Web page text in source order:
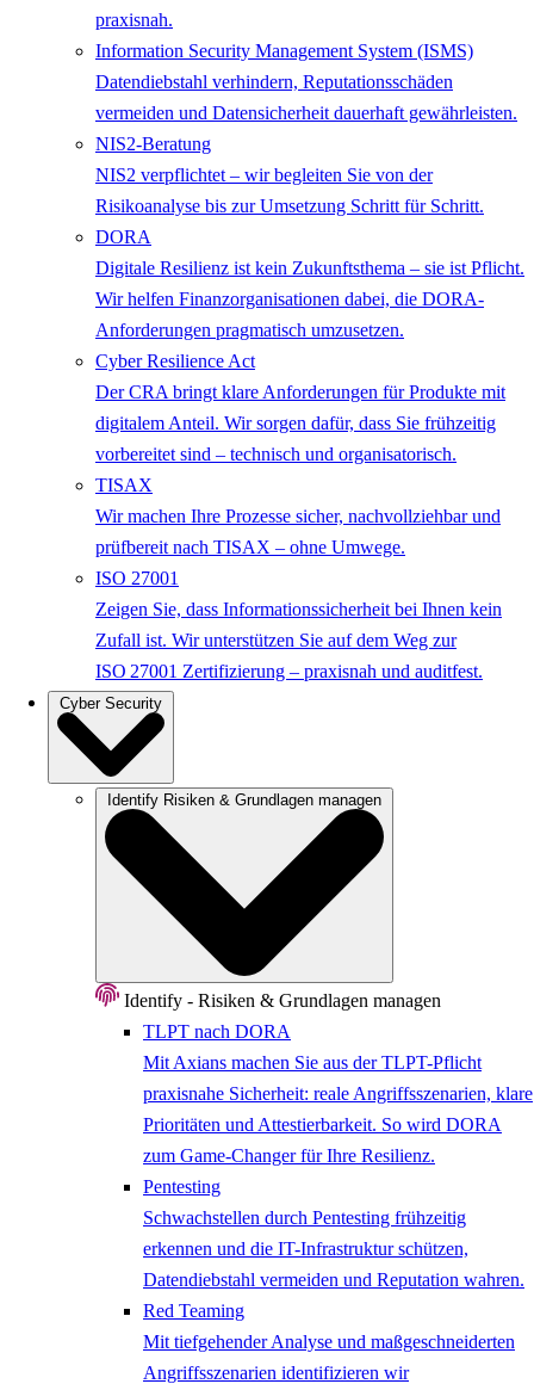
praxisnah.
Information Security Management System (ISMS)
Datendiebstahl verhindern, Reputationsschäden
vermeiden und Datensicherheit dauerhaft gewährleisten.
NIS2-Beratung
NIS2 verpflichtet – wir begleiten Sie von der
Risikoanalyse bis zur Umsetzung Schritt für Schritt.
DORA
Digitale Resilienz ist kein Zukunftsthema – sie ist Pflicht.
Wir helfen Finanzorganisationen dabei, die DORA-
Anforderungen pragmatisch umzusetzen.
Cyber Resilience Act
Der CRA bringt klare Anforderungen für Produkte mit
digitalem Anteil. Wir sorgen dafür, dass Sie frühzeitig
vorbereitet sind – technisch und organisatorisch.
TISAX
Wir machen Ihre Prozesse sicher, nachvollziehbar und
prüfbereit nach TISAX – ohne Umwege.
ISO 27001
Zeigen Sie, dass Informationssicherheit bei Ihnen kein
Zufall ist. Wir unterstützen Sie auf dem Weg zur
ISO 27001 Zertifizierung – praxisnah und auditfest.
Cyber Security
Identify Risiken & Grundlagen managen
Identify - Risiken & Grundlagen managen
TLPT nach DORA
Mit Axians machen Sie aus der TLPT-Pflicht
praxisnahe Sicherheit: reale Angriffsszenarien, klare
Prioritäten und Attestierbarkeit. So wird DORA
zum Game-Changer für Ihre Resilienz.
Pentesting
Schwachstellen durch Pentesting frühzeitig
erkennen und die IT-Infrastruktur schützen,
Datendiebstahl vermeiden und Reputation wahren.
Red Teaming
Mit tiefgehender Analyse und maßgeschneiderten
Angriffsszenarien identifizieren wir